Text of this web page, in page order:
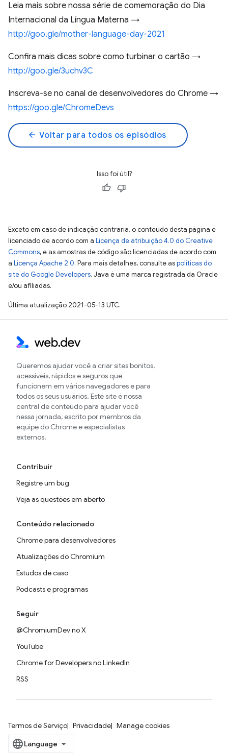
Leia mais sobre nossa série de comemoração do Dia
Internacional da Língua Materna →
http://goo.gle/mother-language-day-2021
Confira mais dicas sobre como turbinar o cartão →
http://goo.gle/3uchv3C
Inscreva-se no canal de desenvolvedores do Chrome →
https://goo.gle/ChromeDevs
arrow_back Voltar para todos os episódios
Isso foi útil?
Exceto em caso de indicação contrária, o conteúdo desta página é
licenciado de acordo com a Licença de atribuição 4.0 do Creative
Commons, e as amostras de código são licenciadas de acordo com
a Licença Apache 2.0. Para mais detalhes, consulte aspolíticas do
site do Google Developers. Java é uma marca registrada da Oracle
e/ou afiliadas.
Última atualização 2021-05-13 UTC.
Queremos ajudar você a criar sites bonitos,
acessíveis, rápidos e seguros que
funcionem em vários navegadores e para
todos os seus usuários. Este site é nossa
central de conteúdo para ajudar você
nessa jornada, escrito por membros da
equipe do Chrome e especialistas
externos.
Contribuir
Registre um bug
Veja as questões em aberto
Conteúdo relacionado
Chrome para desenvolvedores
Atualizações do Chromium
Estudos de caso
Podcasts e programas
Seguir
@ChromiumDev no X
YouTube
Chrome for Developers no LinkedIn
RSS
Termos de Serviço Privacidade Manage cookies